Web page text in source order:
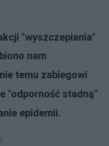
"wyszczepiania"
nam
temu zabiegowi
"odporność stadną"
epidemii.